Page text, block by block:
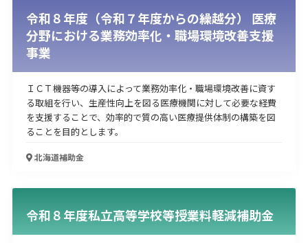
令和８年度（令和７年度からの繰越分） 医療
分野における業務効率化・職場環境改善支援
事業
ＩＣＴ機器等の導入によって業務効率化・職場環境改善に資す
る取組を行い、生産性向上を図る医療機関に対して必要な経費
を支援することで、効率的で質の高い医療提供体制の構築を図
ることを目的とします。
北海道補助金
令和８年度私立高等学校等授業料軽減補助金